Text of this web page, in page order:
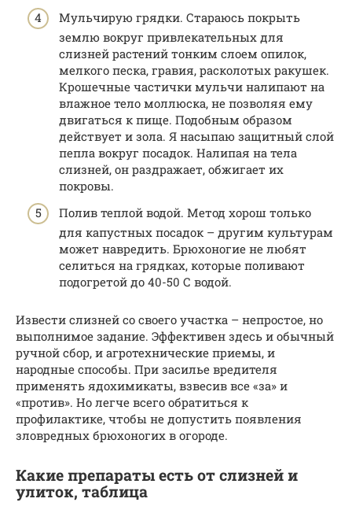
Мульчирую грядки. Стараюсь покрыть
землю вокруг привлекательных для
слизней растений тонким слоем опилок,
мелкого песка, гравия, расколотых ракушек.
Крошечные частички мульчи налипают на
влажное тело моллюска, не позволяя ему
двигаться к пище. Подобным образом
действует и зола. Я насыпаю защитный слой
пепла вокруг посадок. Налипая на тела
слизней, он раздражает, обжигает их
покровы.
Полив теплой водой. Метод хорош только
для капустных посадок – другим культурам
может навредить. Брюхоногие не любят
селиться на грядках, которые поливают
подогретой до 40-50 С водой.
Извести слизней со своего участка – непростое, но
выполнимое задание. Эффективен здесь и обычный
ручной сбор, и агротехнические приемы, и
народные способы. При засилье вредителя
применять ядохимикаты, взвесив все «за» и
«против». Но легче всего обратиться к
профилактике, чтобы не допустить появления
зловредных брюхоногих в огороде.
Какие препараты есть от слизней и
улиток, таблица